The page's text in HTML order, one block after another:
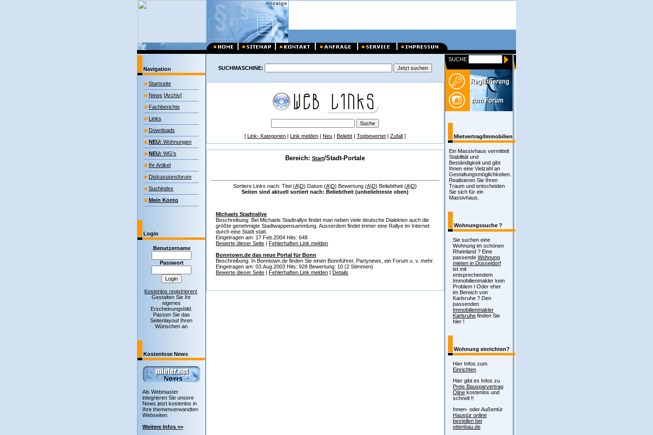
Navigation
Startseite
News [Archiv]
Fachberichte
Links
Downloads
NEU: Wohnungen
NEU: WG's
Ihr Artikel
Diskussionsforum
Suchindex
Mein Konto
Login
Benutzername
Passwort
Kostenlos registrieren!
Gestalten Sie Ihr
eigenes
Erscheinungsbild.
Passen Sie das
Seitenlayout Ihren
Wünschen an
Kostenlose News
Als Webmaster
integrieren Sie unsere
News jetzt kostenlos in
Ihre themenverwandten
Webseiten.
Weitere Infos >>
SUCHMASCHINE:
[ Link- Kategorien | Link melden | Neu | Beliebt | Topbewertet | Zufall ]
Bereich: Start/Stadt-Portale
Sortiere Links nach: Titel (A\D) Datum (A\D) Bewertung (A\D) Beliebtheit (A\D)
Seiten sind aktuell sortiert nach: Beliebtheit (unbeliebteste oben)
Michaels Stadtrallye
Beschreibung: Bei Michaels Stadtrallye findet man neben viele deutsche Dialekten auch die
größte genehmigte Stadtwappensammlung. Ausserdem findet immer eine Rallye im Internet
durch eine Stadt statt.
Eingetragen am: 17.Feb.2004 Hits: 648
Bewerte dieser Seite | Fehlerhaften Link melden
Bonntown.de das neue Portal für Bonn
Beschreibung: In Bonntown.de finden Sie einen Bonnführer, Partynews, ein Forum u. v. mehr.
Eingetragen am: 03.Aug.2003 Hits: 928 Bewertung: 10 (2 Stimmen)
Bewerte dieser Seite | Fehlerhaften Link melden | Details
SUCHE
Mietvertrag/Immobilien
Ein Massivhaus vermittelt
Stabilität und
Beständigkeit und gibt
Ihnen eine Vielzahl an
Gestaltungsmöglichkeiten.
Realisieren Sie Ihren
Traum und entscheiden
Sie sich für ein
Massivhaus.
Wohnungssuche ?
Sie suchen eine
Wohnung im schönen
Rheinland ? Eine
passende Wohnung
mieten in Düsseldorf
ist mit
entsprechendem
Immobilienmakler kein
Problem ! Oder eher
im Bereich von
Karlsruhe ? Den
passenden
Immobilienmakler
Karlsruhe finden Sie
hier !
Wohnung einrichten?
Hier Infos zum
Einrichten
Hier gibt es Infos zu
Preis Bausparvertrag
Oline kostenlos und
schnell !!
Innen- oder Außentür
Haustür online
bestellen bei
ottenbau.de